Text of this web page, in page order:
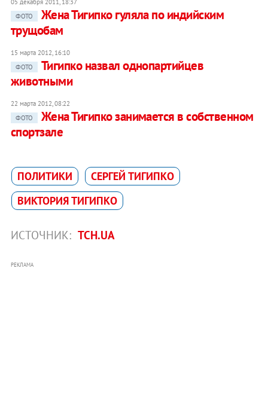
05 декабря 2011, 18:37
ФОТО
Жена Тигипко гуляла по индийским
трущобам
15 марта 2012, 16:10
ФОТО
Тигипко назвал однопартийцев
животными
22 марта 2012, 08:22
ФОТО
Жена Тигипко занимается в собственном
спортзале
ПОЛИТИКИ
СЕРГЕЙ ТИГИПКО
ВИКТОРИЯ ТИГИПКО
ИСТОЧНИК: ТСН.UA
РЕКЛАМА